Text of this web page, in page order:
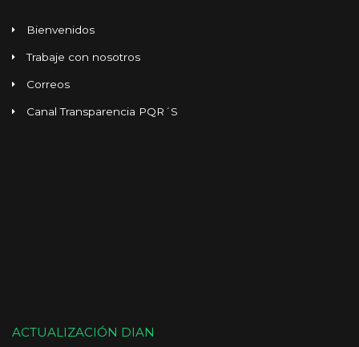
Bienvenidos
Trabaje con nosotros
Correos
Canal Transparencia PQR´S
ACTUALIZACIÓN DIAN